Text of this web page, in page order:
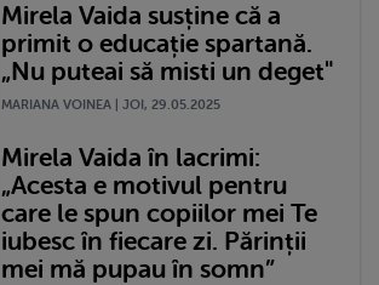
Mirela Vaida susține că a
primit o educație spartană.
„Nu puteai să misti un deget"
MARIANA VOINEA | JOI, 29.05.2025
Mirela Vaida în lacrimi:
„Acesta e motivul pentru
care le spun copiilor mei Te
iubesc în fiecare zi. Părinții
mei mă pupau în somn”